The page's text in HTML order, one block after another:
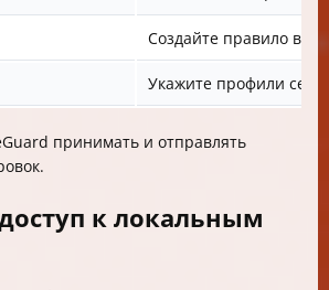
Создайте правило
Укажите профили
принимать и отправлять
к локальным